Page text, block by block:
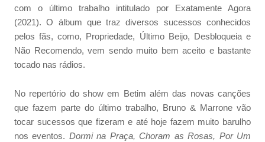
com o último trabalho intitulado por Exatamente Agora
(2021). O álbum que traz diversos sucessos conhecidos
pelos fãs, como, Propriedade, Último Beijo, Desbloqueia e
Não Recomendo, vem sendo muito bem aceito e bastante
tocado nas rádios.
No repertório do show em Betim além das novas canções
que fazem parte do último trabalho, Bruno & Marrone vão
tocar sucessos que fizeram e até hoje fazem muito barulho
nos eventos. Dormi na Praça, Choram as Rosas, Por Um